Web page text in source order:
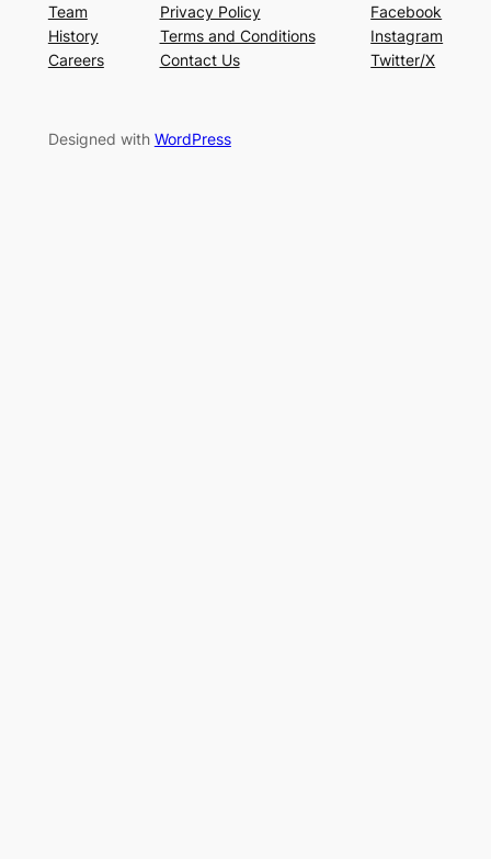
Team
History
Careers
Privacy Policy
Terms and Conditions
Contact Us
Facebook
Instagram
Twitter/X
Designed with WordPress